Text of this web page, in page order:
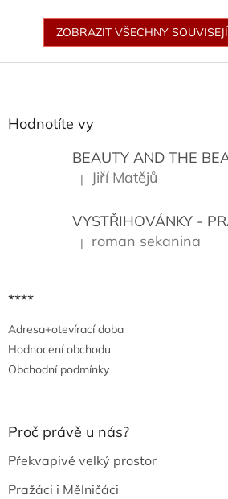
ZOBRAZIT VŠECHNY
Hodnotíte vy
BEAUTY AND THE
Hodnocení produktu je 5 z 5
| Jiří Matějů
Hodnocení produktu je 5 z 5
| roman sekanina
****
Adresa+otevírací doba
Hodnocení obchodu
Obchodní podmínky
Proč právě u nás?
Překvapivě velký prostor
Pražáci i Mělničáci